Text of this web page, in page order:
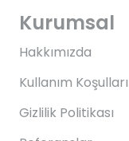
Kurumsal
Hakkımızda
Kullanım Koşulları
Gizlilik Politikası